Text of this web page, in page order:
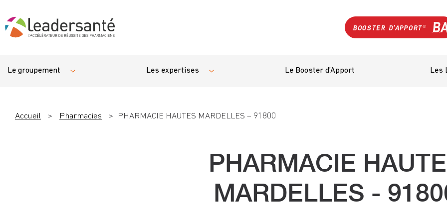
Le groupement Les expertises Le Booster d’Apport Les
Accueil > Pharmacies > PHARMACIE HAUTES MARDELLES – 91800
PHARMACIE
MARDELLES -